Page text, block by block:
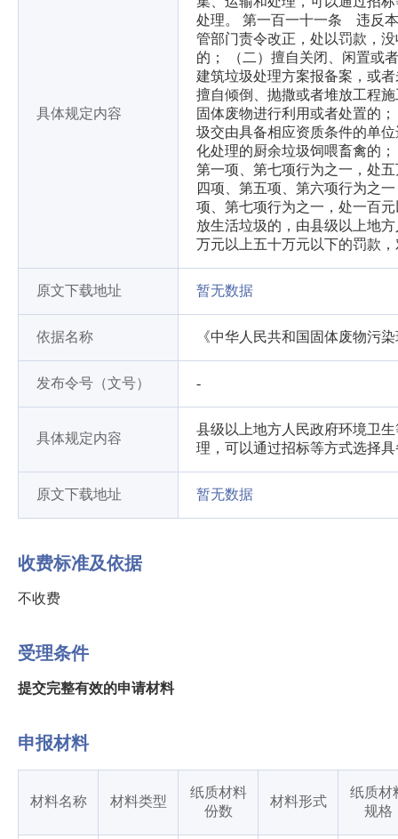
具体规定内容
处理。 第一百一十一条 违反
管部门责令改正，处以罚款，
的； （二）擅自关闭、闲置或
建筑垃圾处理方案报备案，或
擅自倾倒、抛撒或者堆放工程
固体废物进行利用或者处置的
圾交由具备相应资质条件的单
化处理的厨余垃圾饲喂畜禽的
第一项、第七项行为之一，处
四项、第五项、第六项行为之
项、第七项行为之一，处一百
放生活垃圾的，由县级以上地
万元以上五十万元以下的罚款
原文下载地址 暂无数据
依据名称 《中华人民共和国固体废物污
发布令号（文号） -
具体规定内容
县级以上地方人民政府环境卫
理，可以通过招标等方式选择
原文下载地址 暂无数据
收费标准及依据
不收费
受理条件
提交完整有效的申请材料
申报材料
材料名称 材料类型
纸质材料
份数
材料形式
纸质材
规格